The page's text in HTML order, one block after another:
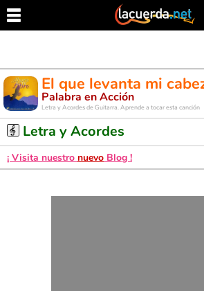
El que levanta mi
Palabra en Acción
Letra y Acordes de Guitarra. Aprende a tocar esta canción
Letra y Acordes
¡ Visita nuestro nuevo Blog !